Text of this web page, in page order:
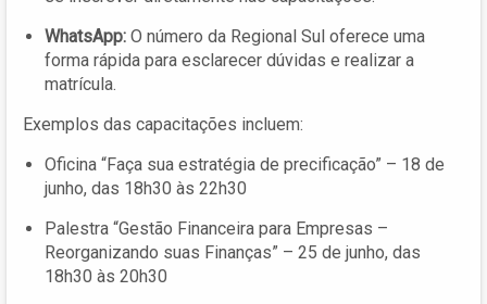
WhatsApp: O número da Regional Sul oferece uma
forma rápida para esclarecer dúvidas e realizar a
matrícula.
Exemplos das capacitações incluem:
Oficina “Faça sua estratégia de precificação” – 18 de
junho, das 18h30 às 22h30
Palestra “Gestão Financeira para Empresas –
Reorganizando suas Finanças” – 25 de junho, das
18h30 às 20h30